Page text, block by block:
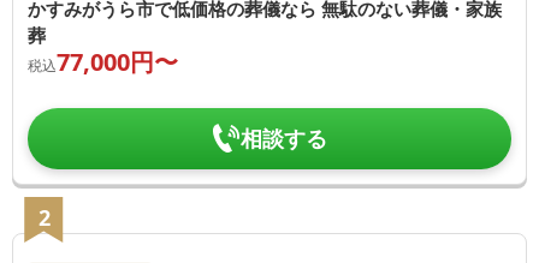
かすみがうら市で低価格の葬儀なら 無駄のない葬儀・家族
葬
税込77,000円〜
相談する
2